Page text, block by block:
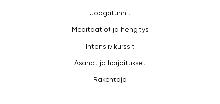
Joogatunnit
Meditaatiot ja hengitys
Intensiivikurssit
Asanat ja harjoitukset
Rakentaja